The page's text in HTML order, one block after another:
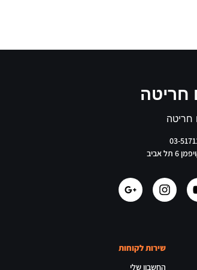
חריטה
חריטה
אביב
שירות לקוחות
החשבון שלי